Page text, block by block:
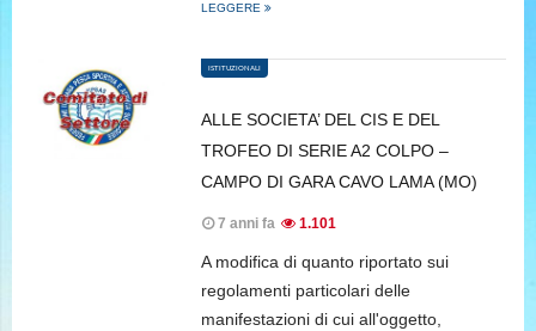
LEGGERE
ISTITUZIONALI
ALLE SOCIETA’ DEL CIS E DEL
TROFEO DI SERIE A2 COLPO –
CAMPO DI GARA CAVO LAMA (MO)
7 anni fa 1.101
A modifica di quanto riportato sui
regolamenti particolari delle
manifestazioni di cui all'oggetto,